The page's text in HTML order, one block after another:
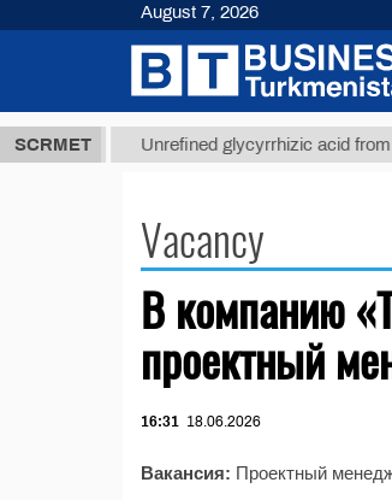
SCRMET
ТМТ Unrefined glycyrrhizic acid from
Vacancy
В компанию
проектный
16:31 18.06.2026
Вакансия: Проектный
August 7, 2026